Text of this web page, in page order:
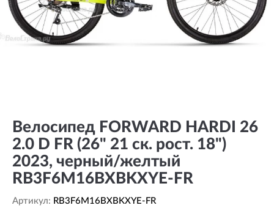
Велосипед FORWARD HARDI 26
2.0 D FR (26" 21 ск. рост. 18")
2023, черный/желтый
RB3F6M16BXBKXYE-FR
Артикул: RB3F6M16BXBKXYE-FR